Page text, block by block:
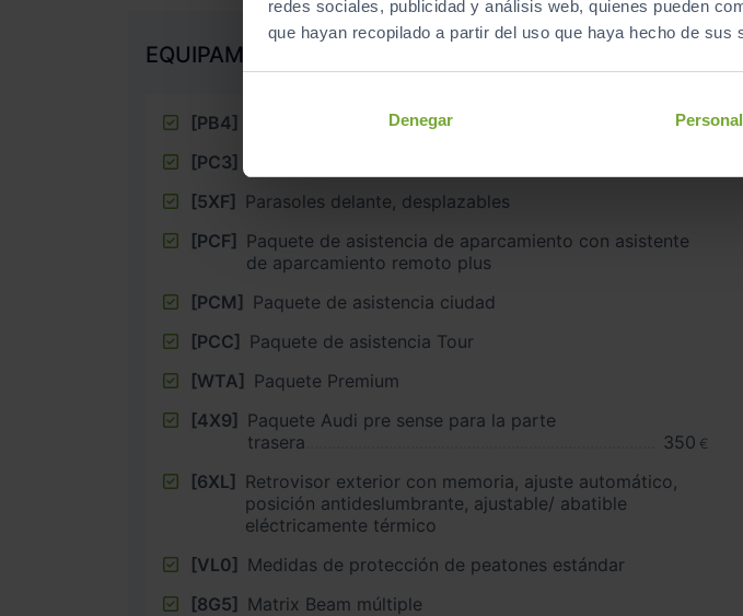
redes sociales, publicidad y análisis web, quienes pueden
que hayan recopilado a partir del uso que haya hecho de sus
Denegar
EQUIPAMIENTO EXTRA
[PB4]
Paquete Black line
[PC3]
[5XF] Parasoles delante, desplazables
[PCF] Paquete de asistencia de aparcamiento con asistente
de aparcamiento remoto plus
[PCM] Paquete de asistencia ciudad
[PCC] Paquete de asistencia Tour
[WTA] Paquete Premium
[4X9] Paquete Audi pre sense para la parte
trasera
350 €
[6XL] Retrovisor exterior con memoria, ajuste automático,
posición antideslumbrante, ajustable/ abatible
eléctricamente térmico
[VL0] Medidas de protección de peatones estándar
[8G5] Matrix Beam múltiple